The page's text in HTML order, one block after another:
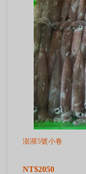
澎湖5號小卷
NT$2050